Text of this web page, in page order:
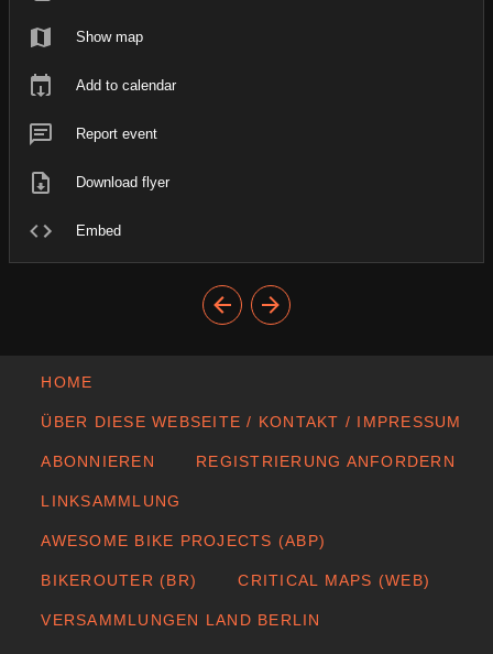
Show map
Add to calendar
Report event
Download flyer
Embed
HOME
ÜBER DIESE WEBSEITE / KONTAKT / IMPRESSUM
ABONNIEREN REGISTRIERUNG ANFORDERN
LINKSAMMLUNG
AWESOME BIKE PROJECTS (ABP)
BIKEROUTER (BR) CRITICAL MAPS (WEB)
VERSAMMLUNGEN LAND BERLIN